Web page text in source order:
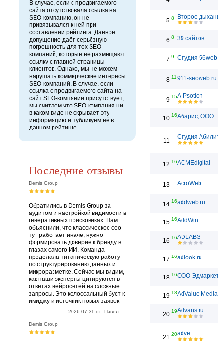
В случае, если с продвигаемого
сайта отсутствовала ссылка на
SEO-компанию, он не
привязывался к ней при
составлении рейтинга. Данное
допущение даёт серьёзную
погрешность для тех SEO-
компаний, которые не размещают
ссылку с главной страницы
клиентов. Однако, мы не можем
нарушать коммерческие интересы
SEO-компаний. В случае, если
ссылка с продвигаемого сайта на
сайт SEO-компании присутствует,
мы считаем что SEO-компания ни
в каком виде не скрывает эту
информацию и публикуем её в
данном рейтинге.
Последние отзывы
Demis Group
Обратились в Demis Group за
аудитом и настройкой видимости в
генеративных поисковиках. Нам
объяснили, что классическое сео
тут работает иначе, нужно
формировать доверие к бренду в
глазах самого ИИ. Команда
проделала титаническую работу
по структурированию данных и
микроразметке. Сейчас мы видим,
как наши эксперты цитируются в
ответах нейросетей на сложные
запросы. Это колоссальный буст к
имиджу и источник новых заявок
2026-07-31 от: Павел
Demis Group
5 8 Второе
6 8 39 сайтов
7 9 Студия 56web
8 11 911-seoweb.ru
9 15A-Psotion
10 16Абарис, ООО
11
Студия
12 16ACMEdigital
13 AcroWeb
14 16addweb.ru
15 16AddWin
16 16ADLABS
17 16adlook.ru
18 16ООО
19 18AdValue Media
20 19Advans.ru
21 20adve